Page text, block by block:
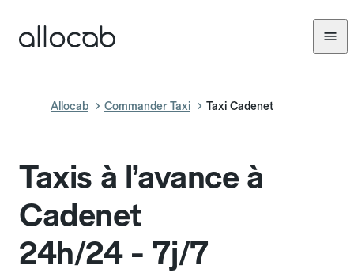
Allocab Commander Taxi Taxi Cadenet
Taxis à l’avance à
Cadenet
24h/24 - 7j/7